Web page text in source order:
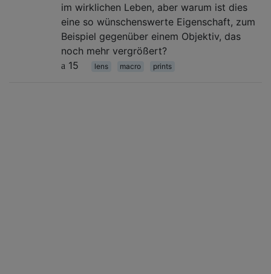
im wirklichen Leben, aber warum ist dies
eine so wünschenswerte Eigenschaft, zum
Beispiel gegenüber einem Objektiv, das
noch mehr vergrößert?
15
lens macro prints